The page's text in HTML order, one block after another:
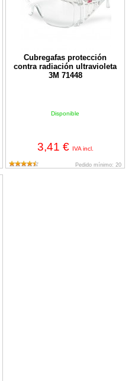
Cubregafas protección
contra radiación ultravioleta
3M 71448
Disponible
3,41 € IVA incl.
Pedido mínimo: 20